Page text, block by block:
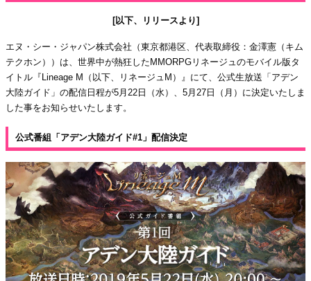
[以下、リリースより]
エヌ・シー・ジャパン株式会社（東京都港区、代表取締役：金澤憲（キム
テクホン））は、世界中が熱狂したMMORPGリネージュのモバイル版タ
イトル『Lineage M（以下、リネージュM）』にて、公式生放送「アデン
大陸ガイド」の配信日程が5月22日（水）、5月27日（月）に決定いたしま
した事をお知らせいたします。
公式番組「アデン大陸ガイド#1」配信決定